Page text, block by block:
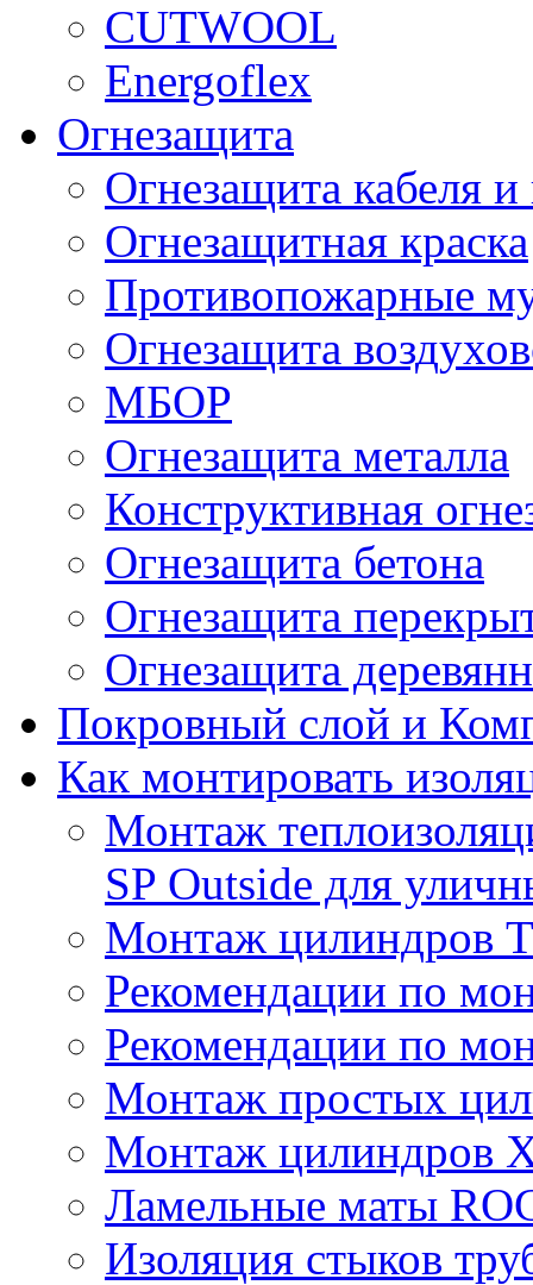
CUTWOOL
Energoflex
Огнезащита
Огнезащита кабеля
Огнезащитная краска
Противопожарные
Огнезащита
МБОР
Огнезащита металла
Конструктивная
Огнезащита бетона
Огнезащита
Огнезащита
Покровный слой и
Как монтировать
Монтаж
SP Outside для
Монтаж
Рекомендации по
Рекомендации по
Монтаж простых
Монтаж цилиндров
Ламельные маты
Изоляция стыков